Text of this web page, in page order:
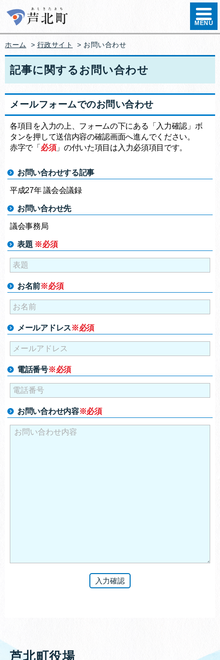
ハンバ
MENU
ホーム > 行政サイト > お問い合わせ
記事に関するお問い合わせ
メールフォームでのお問い合わせ
各項目を入力の上、フォームの下にある「入力確認」ボ
タンを押して送信内容の確認画面へ進んでください。
赤字で「 必須」の付いた項目は入力必須項目です。
お問い合わせする記事
平成27年 議会会議録
お問い合わせ先
議会事務局
表題 ※必須
お名前※必須
メールアドレス※必須
電話番号※必須
お問い合わせ内容※必須
芦北町役場